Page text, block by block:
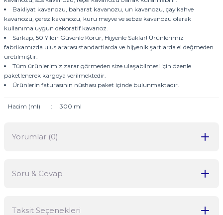
Bakliyat kavanozu, baharat kavanozu, un kavanozu, çay kahve
kavanozu, çerez kavanozu, kuru meyve ve sebze kavanozu olarak
kullanıma uygun dekoratif kavanoz.
Sarkap, 50 Yıldır Güvenle Korur, Hijyenle Saklar! Ürünlerimiz
fabrikamızda uluslararası standartlarda ve hijyenik şartlarda el değmeden
üretilmiştir.
Tüm ürünlerimiz zarar görmeden size ulaşabilmesi için özenle
paketlenerek kargoya verilmektedir.
Ürünlerin faturasının nüshası paket içinde bulunmaktadır.
Hacim (ml) : 300 ml
Yorumlar (0)
Soru & Cevap
Taksit Seçenekleri